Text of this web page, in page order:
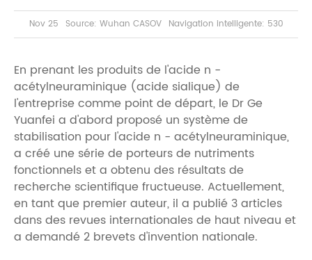
Nov 25 Source: Wuhan CASOV Navigation intelligente: 530
En prenant les produits de l'acide n -
acétylneuraminique (acide sialique) de
l'entreprise comme point de départ, le Dr Ge
Yuanfei a d'abord proposé un système de
stabilisation pour l'acide n - acétylneuraminique,
a créé une série de porteurs de nutriments
fonctionnels et a obtenu des résultats de
recherche scientifique fructueuse. Actuellement,
en tant que premier auteur, il a publié 3 articles
dans des revues internationales de haut niveau et
a demandé 2 brevets d'invention nationale.